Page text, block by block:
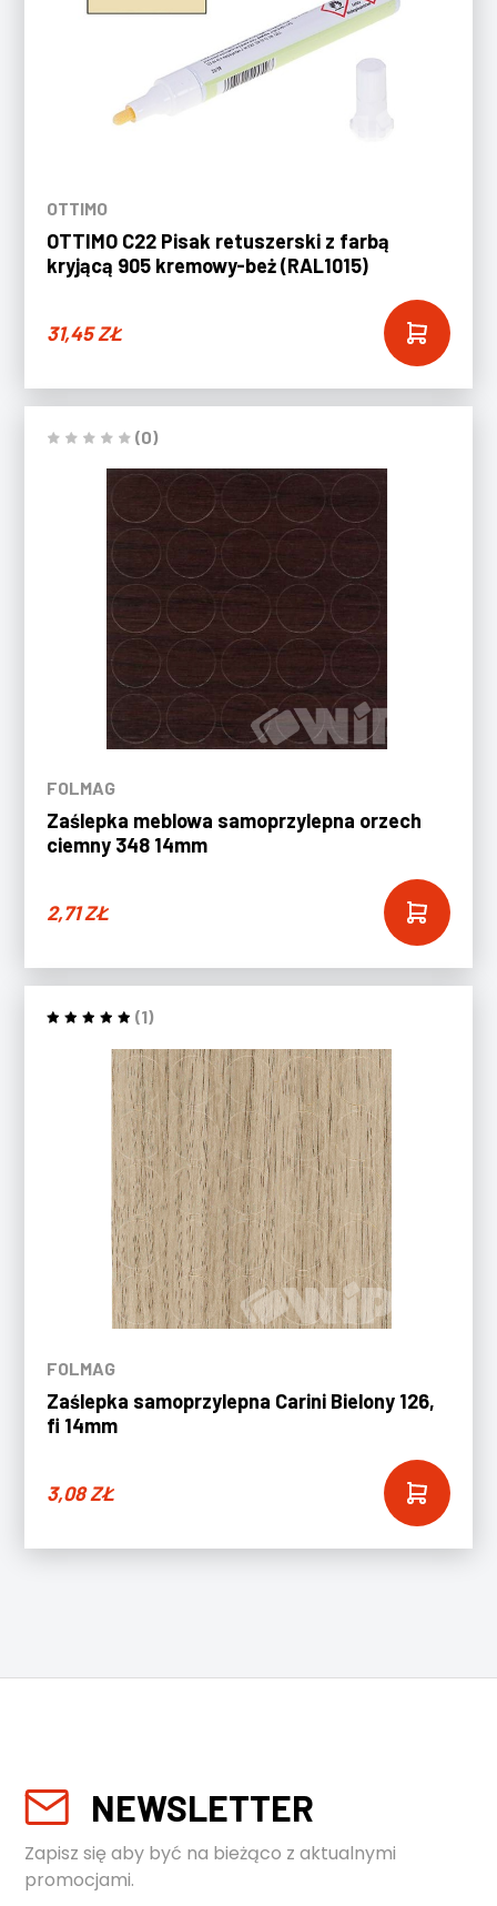
OTTIMO
OTTIMO C22 Pisak retuszerski z farbą
kryjącą 905 kremowy-beż (RAL1015)
31,45ZŁ
(0)
FOLMAG
Zaślepka meblowa samoprzylepna orzech
ciemny 348 14mm
2,71ZŁ
(1)
FOLMAG
Zaślepka samoprzylepna Carini Bielony 126,
fi 14mm
3,08ZŁ
NEWSLETTER
Zapisz się aby być na bieżąco z aktualnymi
promocjami.